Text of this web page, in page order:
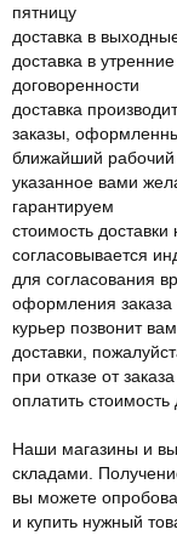
пятницу
доставка в
доставка в
договоренности
доставка
заказы,
ближайший рабочий
указанное вами
гарантируем
стоимость доставки
согласовывается
для согласования
оформления
курьер позвонит
доставки,
при отказе от
оплатить
Наши магазины и
складами.
вы можете
и купить нужный